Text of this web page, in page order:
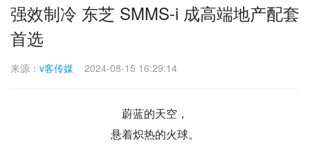
强效制冷 东芝 SMMS-i 成高端地产配套
首选
来源： v客传媒 2024-08-15 16:29:14
蔚蓝的天空，
悬着炽热的火球。